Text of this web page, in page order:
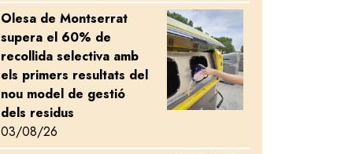
Olesa de Montserrat
supera el 60% de
recollida selectiva amb
els primers resultats del
nou model de gestió
dels residus
03/08/26
Image